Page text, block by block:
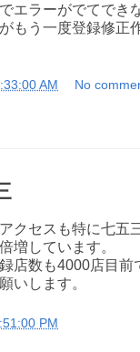
エラーがでてでき
もう一度登録修正
AM No
クセスも特に七五
増しています。
店数も4000店目前
いします。
PM